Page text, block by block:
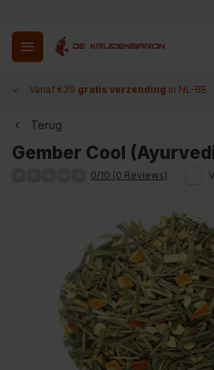
Vanaf €39 gratis verzending in NL-BE
Terug
Gember Cool
0/10 (0 Reviews)